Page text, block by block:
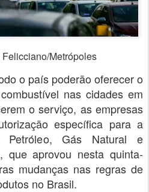
Metrópoles
o país poderão oferecer o
nas cidades em
o serviço, as empresas
específica para a
Petróleo, Gás Natural e
que aprovou nesta quinta-
mudanças nas regras de
no Brasil.